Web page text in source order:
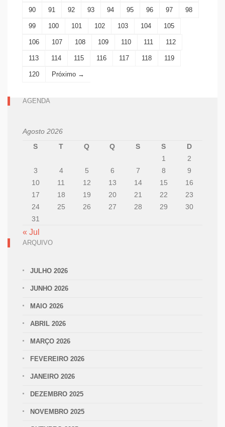
90 91 92 93 94 95 96 97 98
99 100 101 102 103 104 105
106 107 108 109 110 111 112
113 114 115 116 117 118 119
120 Próximo →
AGENDA
Agosto 2026
S
T Q Q S S
D
1
2
3
4 5 6 7 8
9
10
11 12 13 14 15
16
17
18 19 20 21 22
23
24
25 26 27 28 29
30
31
« Jul
ARQUIVO
JULHO 2026
JUNHO 2026
MAIO 2026
ABRIL 2026
MARÇO 2026
FEVEREIRO 2026
JANEIRO 2026
DEZEMBRO 2025
NOVEMBRO 2025